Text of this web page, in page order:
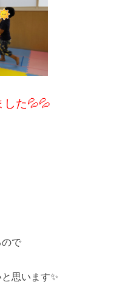
した💦💦
ので
思います✨